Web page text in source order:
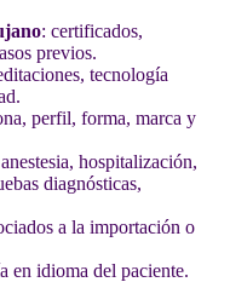
: certificados,
previos.
tecnología
perfil, forma, marca y
hospitalización,
diagnósticas,
a la importación o
en idioma del paciente.